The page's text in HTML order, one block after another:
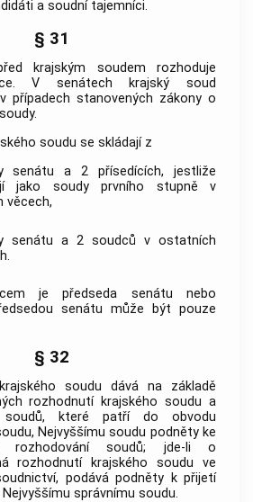
a soudní tajemníci.
§ 31
krajským soudem rozhoduje
V senátech krajský soud
případech stanovených zákony o
soudu se skládají z
senátu a 2 přísedících, jestliže
jako soudy prvního stupně v
věcech,
senátu a 2 soudců v ostatních
je předseda senátu nebo
senátu může být pouze
§ 32
soudu dává na základě
rozhodnutí krajského soudu a
soudů, které patří do obvodu
Nejvyššímu soudu podněty ke
rozhodování soudů; jde-li o
rozhodnutí krajského soudu ve
podává podněty k přijetí
správnímu soudu.